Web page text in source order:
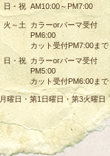
日・祝 AM10:00～PM7:00
火～土
カラーorパーマ受付
PM6:00
カット受付PM7:00まで
日・祝 カラーorパーマ受付
PM5:00
カット受付PM6:00まで
月曜日・第1日曜日・第3火曜日